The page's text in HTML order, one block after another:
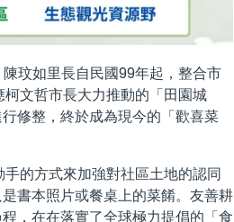
玟如里長自民國99年起，整合市
文哲市長大力推動的「田園城
修整，終於成為現今的「歡喜菜
的方式來加強對社區土地的認同
書本照片或餐桌上的菜餚。友善耕
，在在落實了全球極力提倡的「食